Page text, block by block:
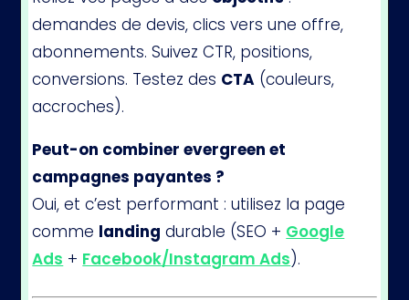
demandes de devis, clics vers une offre,
abonnements. Suivez CTR, positions,
conversions. Testez des CTA (couleurs,
accroches).
Peut-on combiner evergreen et
campagnes payantes ?
Oui, et c’est performant : utilisez la page
comme landing durable (SEO + Google
Ads + Facebook/Instagram Ads).